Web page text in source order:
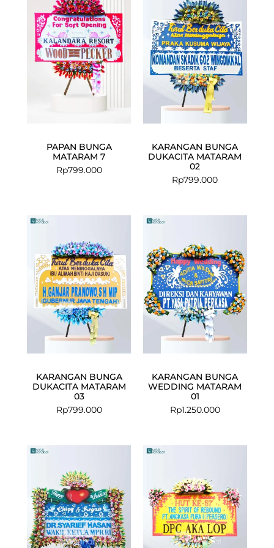
PAPAN BUNGA
MATARAM 7
Rp799.000
KARANGAN BUNGA
DUKACITA MATARAM
02
Rp799.000
KARANGAN BUNGA
DUKACITA MATARAM
03
Rp799.000
KARANGAN BUNGA
WEDDING MATARAM
01
Rp1.250.000
Rp2.199.000.
Rp1.999.000.
Rp1.150.000.